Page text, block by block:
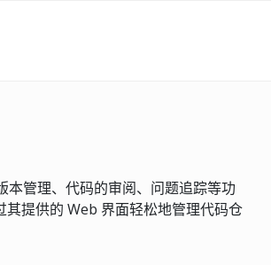
管理、代码的审阅、问题追踪等功
提供的 Web 界面轻松地管理代码仓